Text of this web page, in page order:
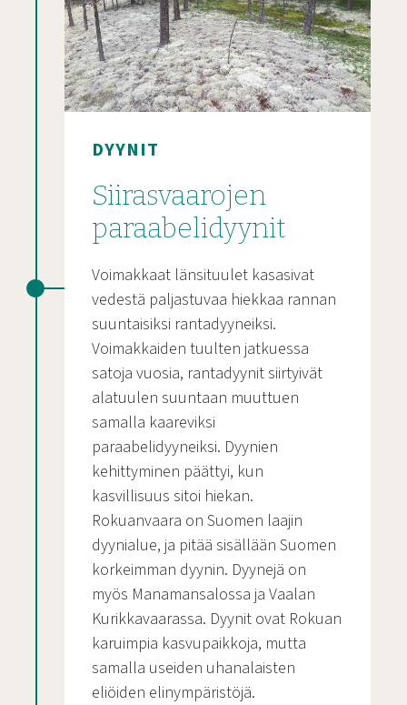
DYYNIT
Siirasvaarojen
paraabelidyynit
Voimakkaat länsituulet kasasivat
vedestä paljastuvaa hiekkaa rannan
suuntaisiksi rantadyyneiksi.
Voimakkaiden tuulten jatkuessa
satoja vuosia, rantadyynit siirtyivät
alatuulen suuntaan muuttuen
samalla kaareviksi
paraabelidyyneiksi. Dyynien
kehittyminen päättyi, kun
kasvillisuus sitoi hiekan.
Rokuanvaara on Suomen laajin
dyynialue, ja pitää sisällään Suomen
korkeimman dyynin. Dyynejä on
myös Manamansalossa ja Vaalan
Kurikkavaarassa. Dyynit ovat Rokuan
karuimpia kasvupaikkoja, mutta
samalla useiden uhanalaisten
eliöiden elinympäristöjä.